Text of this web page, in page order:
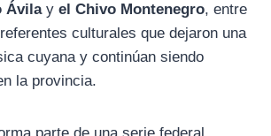
Ávilay el Chivo Montenegro, entre
culturales que dejaron una
cuyana y continúan siendo
la provincia.